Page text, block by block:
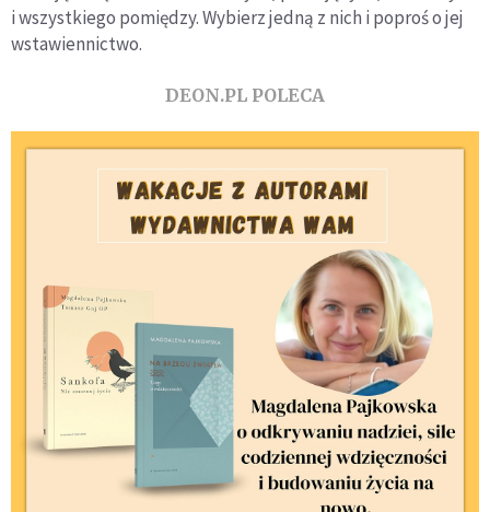
i wszystkiego pomiędzy. Wybierz jedną z nich i poproś o jej
wstawiennictwo.
DEON.PL POLECA